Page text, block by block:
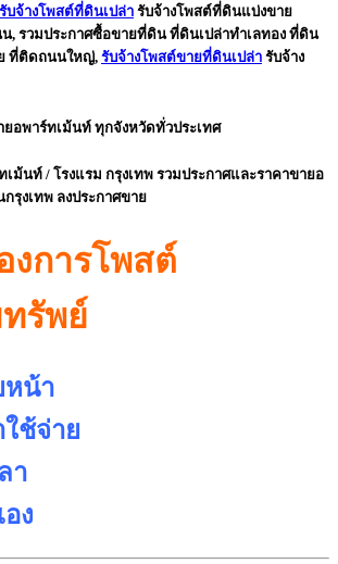
รับจ้างโพสต์ที่ดินเปล่า รับจ้างโพสต์ที่ดินแบ่งขาย
, รวมประกาศซื้อขายที่ดิน ที่ดินเปล่าทำเลทอง ที่ดิน
ที่ติดถนนใหญ่, รับจ้างโพสต์ขายที่ดินเปล่า รับจ้าง
ยอพาร์ทเม้นท์ ทุกจังหวัดทั่วประเทศ
ม้นท์ / โรงแรม กรุงเทพ รวมประกาศและราคาขายอ
รุงเทพ ลงประกาศขาย
งการโพสต์
รัพย์
หน้า
ช้จ่าย
า
ง